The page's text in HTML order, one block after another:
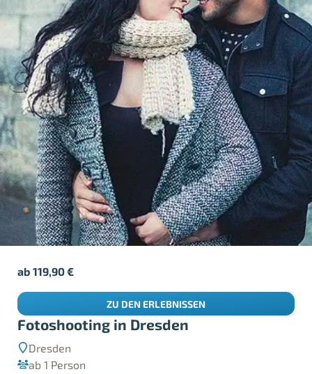
Fotoshooting in Dresden
Dresden
ab 1 Person
ab119,90€
ZU DEN ERLEBNISSEN